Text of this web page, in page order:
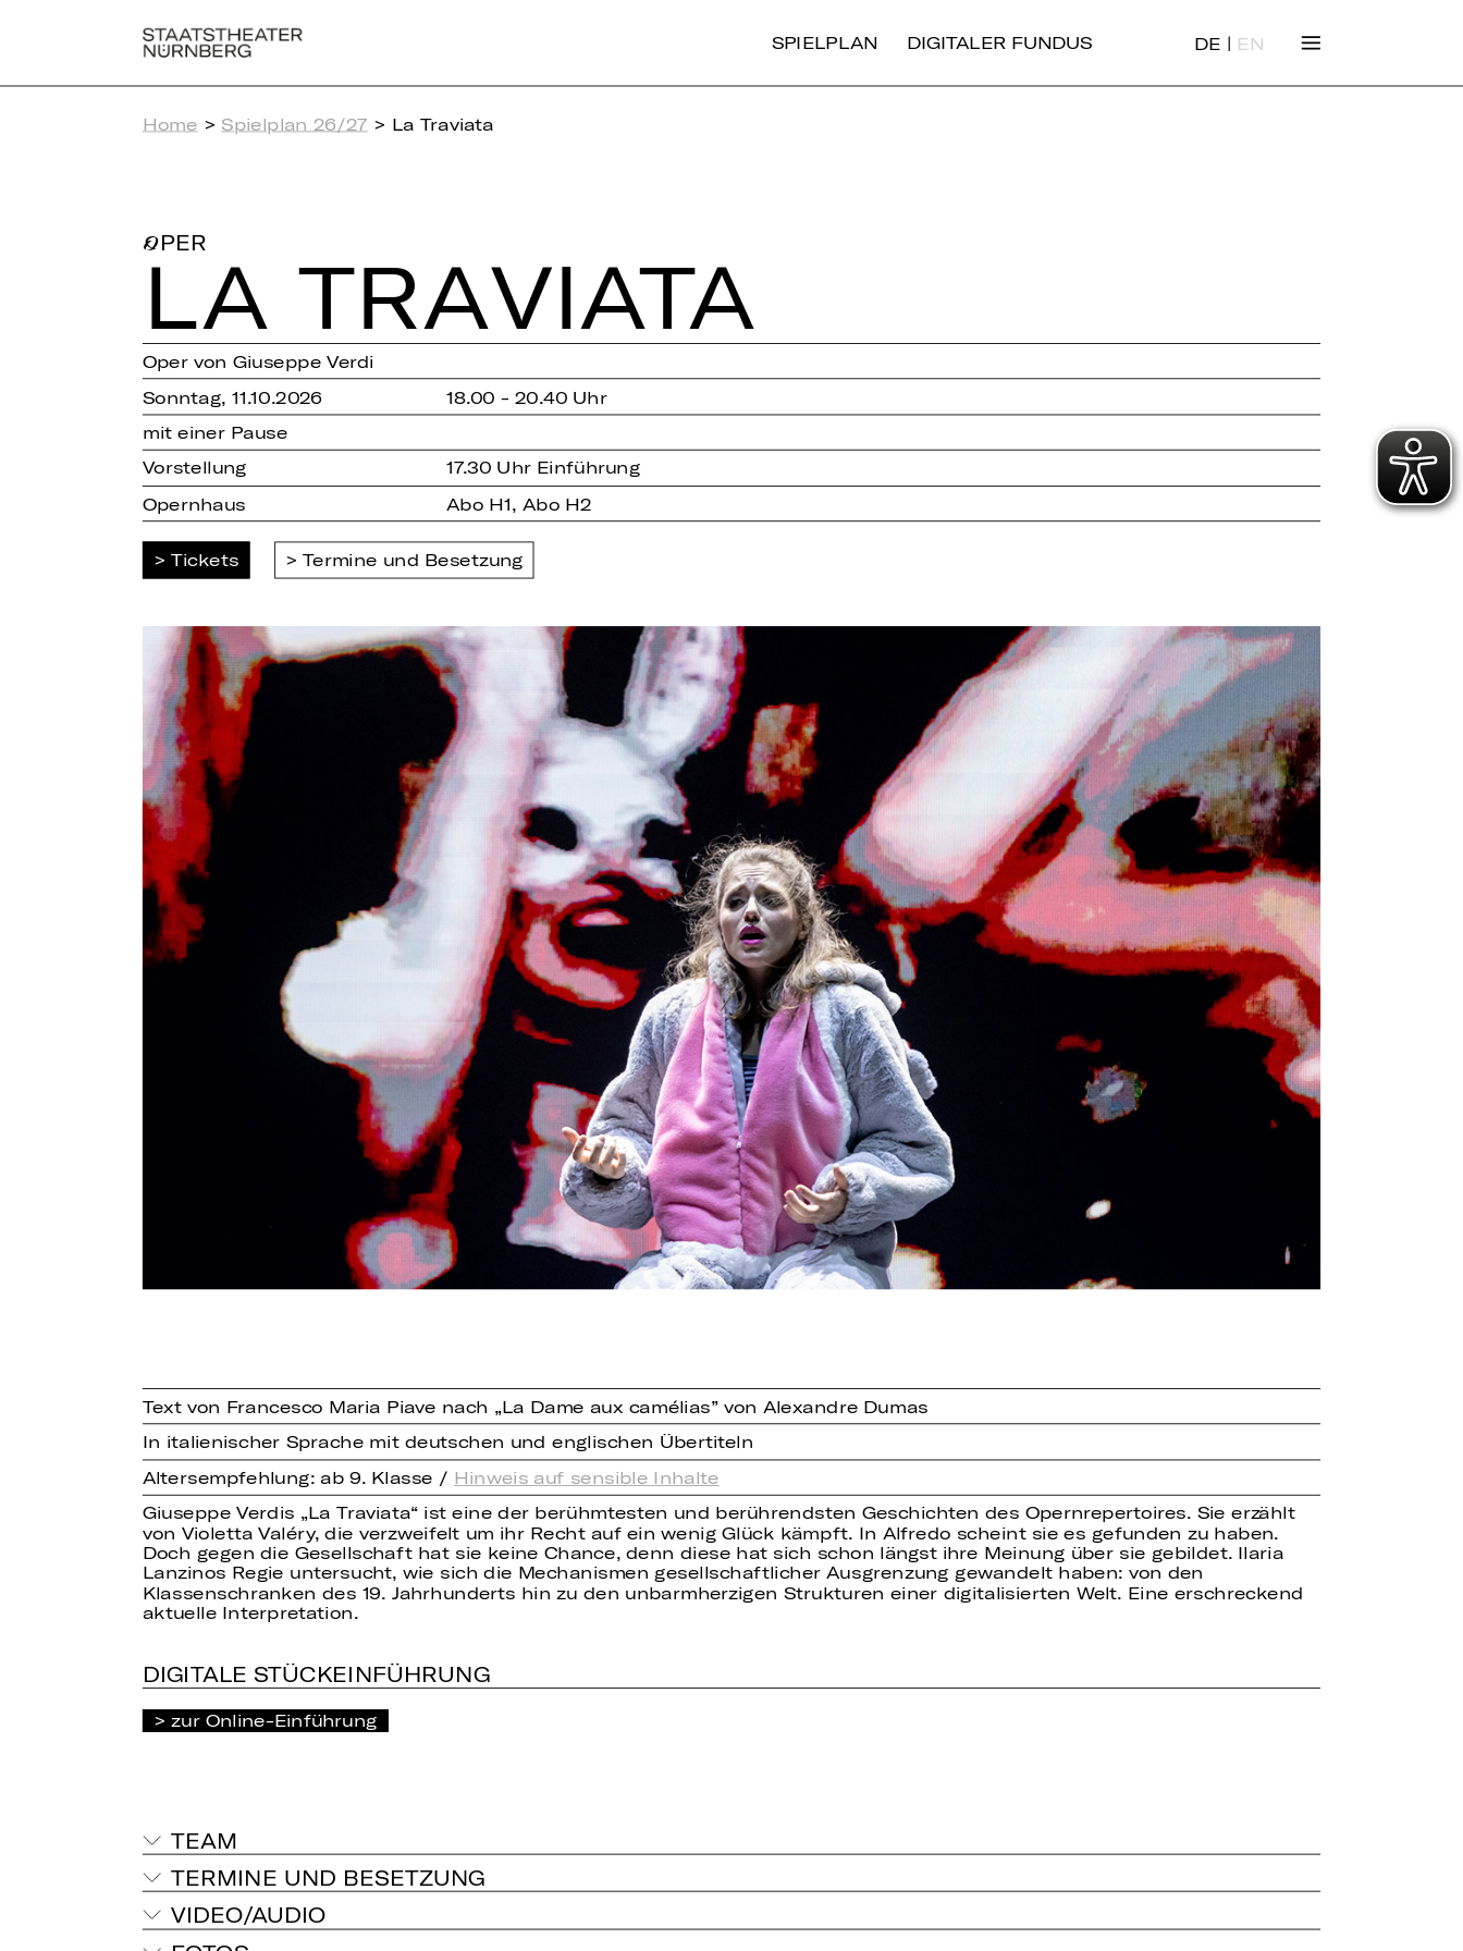
SPIELPLAN DIGITALER FUNDUS DE | EN
Home > Spielplan 26/27 > La Traviata
OPER
LA TRA­VIATA
Oper von Giuseppe Verdi
Sonntag, 11.10.2026
18.00 - 20.40 Uhr
mit einer Pause
Vorstellung
17.30 Uhr Einführung
Opernhaus
Abo H1, Abo H2
Tickets Termine und Besetzung
Text von Francesco Maria Piave nach „La Dame aux camélias” von Alexandre Dumas
In italienischer Sprache mit deutschen und englischen Übertiteln
Altersempfehlung: ab 9. Klasse / Hinweis auf sensible Inhalte
Giuseppe Verdis „La Traviata“ ist eine der berühmtesten und berührendsten Geschichten des Opernrepertoires. Sie erzählt
von Violetta Valéry, die verzweifelt um ihr Recht auf ein wenig Glück kämpft. In Alfredo scheint sie es gefunden zu haben.
Doch gegen die Gesellschaft hat sie keine Chance, denn diese hat sich schon längst ihre Meinung über sie gebildet. Ilaria
Lanzinos Regie untersucht, wie sich die Mechanismen gesellschaftlicher Ausgrenzung gewandelt haben: von den
Klassenschranken des 19. Jahrhunderts hin zu den unbarmherzigen Strukturen einer digitalisierten Welt. Eine erschreckend
aktuelle Interpretation.
DIGITALE STÜCKEINFÜHRUNG
zur Online-Einführung
TEAM
TERMINE UND BESETZUNG
VIDEO/AUDIO